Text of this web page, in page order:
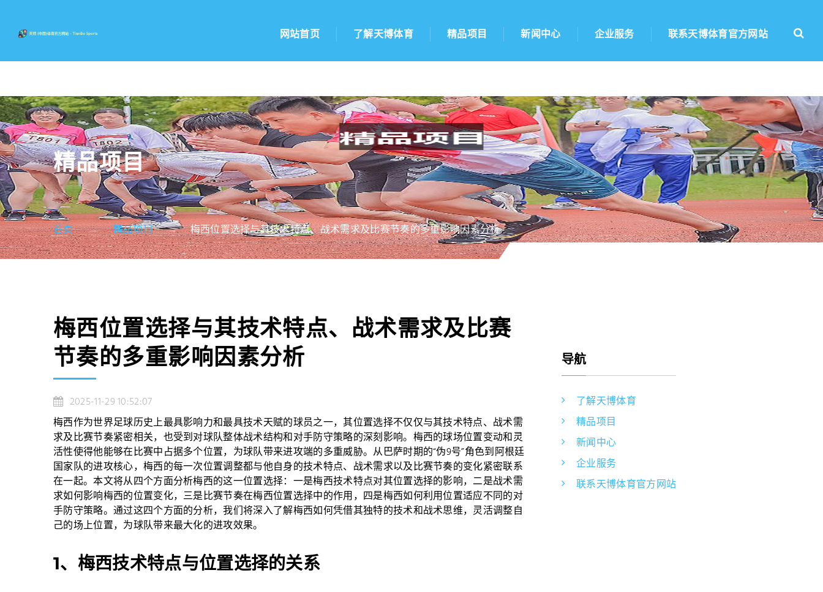
网站首页 了解天博体育 精品项目 新闻中心 企业服务 联系天博体育官方网站
精品项目
首页 精品项目 梅西位置选择与其技术特点、战术需求及比赛节奏的多重影响因素分析
梅西位置选择与其技术特点、战术需求及比赛
节奏的多重影响因素分析
2025-11-29 10:52:07
梅西作为世界足球历史上最具影响力和最具技术天赋的球员之一，其位置选择不仅仅与其技术特点、战术需
求及比赛节奏紧密相关，也受到对球队整体战术结构和对手防守策略的深刻影响。梅西的球场位置变动和灵
活性使得他能够在比赛中占据多个位置，为球队带来进攻端的多重威胁。从巴萨时期的“伪9号”角色到阿根廷
国家队的进攻核心，梅西的每一次位置调整都与他自身的技术特点、战术需求以及比赛节奏的变化紧密联系
在一起。本文将从四个方面分析梅西的这一位置选择：一是梅西技术特点对其位置选择的影响，二是战术需
求如何影响梅西的位置变化，三是比赛节奏在梅西位置选择中的作用，四是梅西如何利用位置适应不同的对
手防守策略。通过这四个方面的分析，我们将深入了解梅西如何凭借其独特的技术和战术思维，灵活调整自
己的场上位置，为球队带来最大化的进攻效果。
1、梅西技术特点与位置选择的关系
导航
了解天博体育
精品项目
新闻中心
企业服务
联系天博体育官方网站